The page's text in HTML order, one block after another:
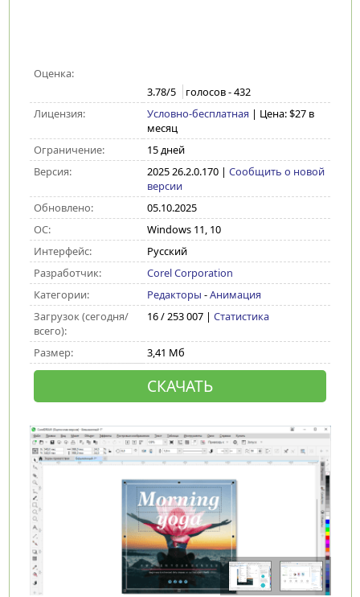
Оценка:
3.78/5 голосов -432
Лицензия:
Условно-бесплатная | Цена: $27 в
месяц
Ограничение:
15 дней
Версия:
2025 26.2.0.170| Сообщить о новой
версии
Обновлено:
05.10.2025
ОС:
Windows 11, 10
Интерфейс:
Русский
Разработчик:
Corel Corporation
Категории:
Редакторы -Анимация
Загрузок (сегодня/
всего):
16 / 253 007 | Статистика
Размер: 3,41 Мб
СКАЧАТЬ